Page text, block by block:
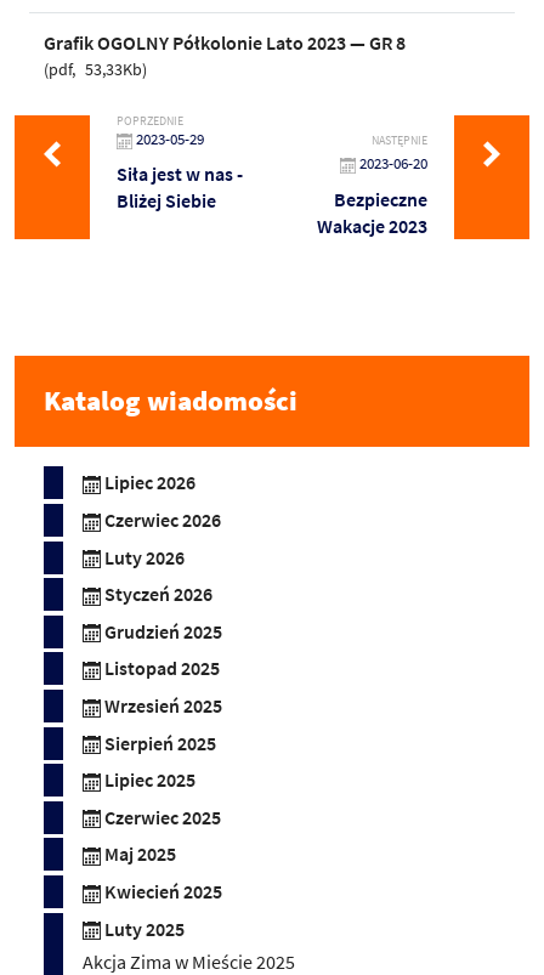
Grafik OGOLNY Półkolonie Lato 2023 — GR 8
pdf 53,33Kb
POPRZEDNIE
2023-05-29
Siła jest w nas -
Bliżej Siebie
NASTĘPNIE
2023-06-20
Bezpieczne
Wakacje 2023
Katalog wiadomości
Lipiec 2026
Czerwiec 2026
Luty 2026
Styczeń 2026
Grudzień 2025
Listopad 2025
Wrzesień 2025
Sierpień 2025
Lipiec 2025
Czerwiec 2025
Maj 2025
Kwiecień 2025
Luty 2025
Akcja Zima w Mieście 2025